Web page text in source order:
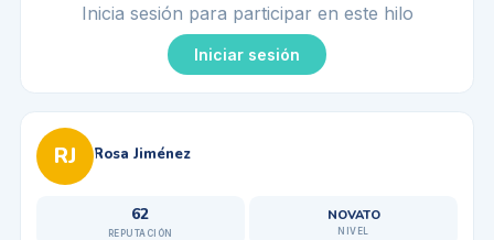
Inicia sesión para participar en este hilo
Iniciar sesión
RJ Rosa Jiménez
62
REPUTACIÓN
NOVATO
NIVEL